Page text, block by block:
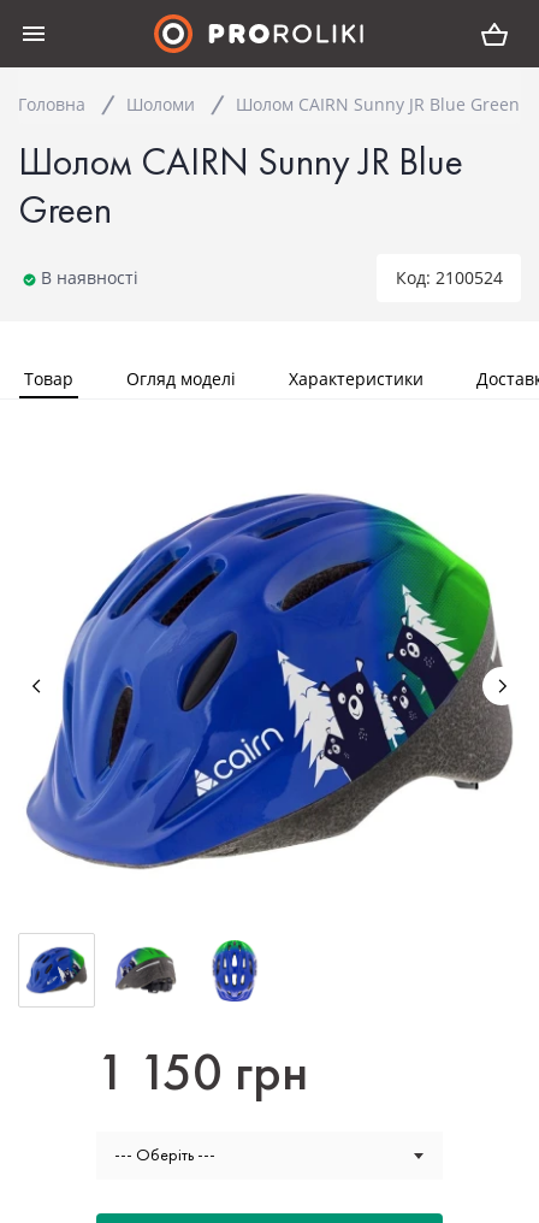
Головна Шоломи Шолом CAIRN Sunny JR Blue Green
Шолом CAIRN Sunny JR Blue
Green
В наявності Код: 2100524
Товар Огляд моделі Характеристики
1 150 грн
--- Оберіть ---